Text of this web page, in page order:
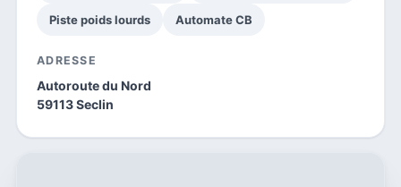
Piste poids lourds Automate CB
ADRESSE
Autoroute du Nord
59113 Seclin